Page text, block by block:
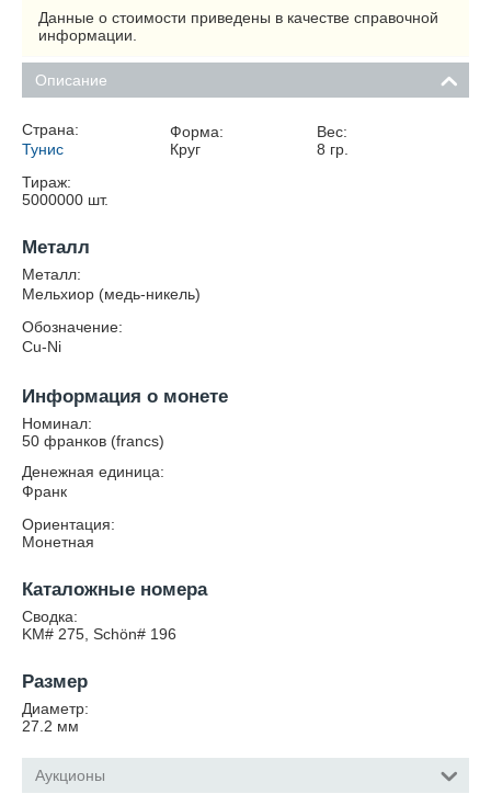
Данные о стоимости приведены в качестве справочной
информации.
Описание
Страна:
Тунис
Форма:
Круг
Вес:
8 гр.
Тираж:
5000000 шт.
Металл
Металл:
Мельхиор (медь-никель)
Обозначение:
Cu-Ni
Информация о монете
Номинал:
50 франков (francs)
Денежная единица:
Франк
Ориентация:
Монетная
Каталожные номера
Сводка:
KM# 275, Schön# 196
Размер
Диаметр:
27.2 мм
Аукционы